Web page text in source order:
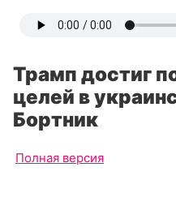
Трамп достиг
целей в
Бортник
Полная версия